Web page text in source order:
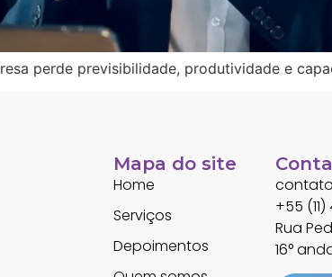
perde previsibilidade, produtividade e
Mapa do site
Home
Serviços
Depoimentos
Rua
16°
+55